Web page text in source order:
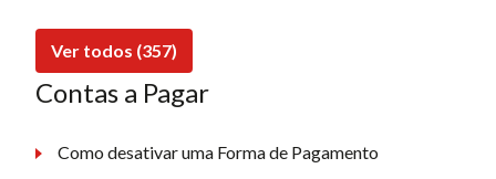
Ver todos (357)
Contas a Pagar
Como desativar uma Forma de Pagamento